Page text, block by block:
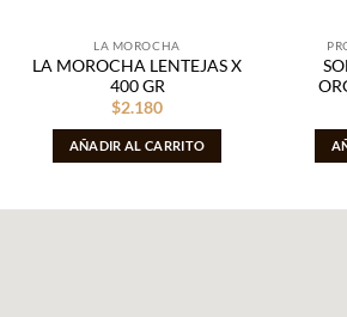
LA MOROCHA
LA MOROCHA LENTEJAS X
400 GR
$2.180
AÑADIR AL CARRITO